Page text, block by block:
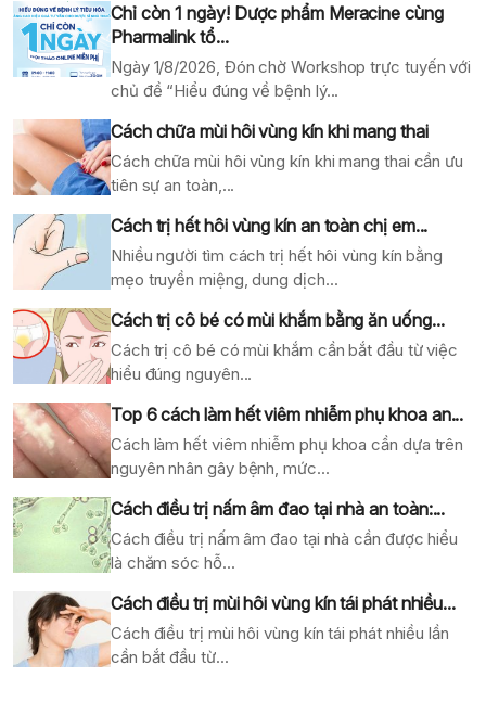
Chỉ còn 1 ngày! Dược phẩm Meracine cùng
Pharmalink tổ...
Ngày 1/8/2026, Đón chờ Workshop trực tuyến với
chủ đề “Hiểu đúng về bệnh lý...
Cách chữa mùi hôi vùng kín khi mang thai
Cách chữa mùi hôi vùng kín khi mang thai cần ưu
tiên sự an toàn,...
Cách trị hết hôi vùng kín an toàn chị em...
Nhiều người tìm cách trị hết hôi vùng kín bằng
mẹo truyền miệng, dung dịch...
Cách trị cô bé có mùi khắm bằng ăn uống...
Cách trị cô bé có mùi khắm cần bắt đầu từ việc
hiểu đúng nguyên...
Top 6 cách làm hết viêm nhiễm phụ khoa an...
Cách làm hết viêm nhiễm phụ khoa cần dựa trên
nguyên nhân gây bệnh, mức...
Cách điều trị nấm âm đao tại nhà an toàn:...
Cách điều trị nấm âm đao tại nhà cần được hiểu
là chăm sóc hỗ...
Cách điều trị mùi hôi vùng kín tái phát nhiều...
Cách điều trị mùi hôi vùng kín tái phát nhiều lần
cần bắt đầu từ...